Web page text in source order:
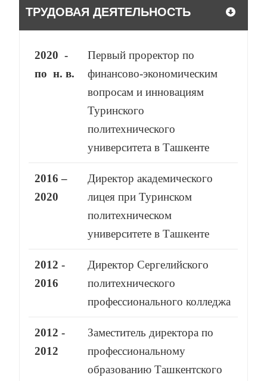
ТРУДОВАЯ ДЕЯТЕЛЬНОСТЬ
2020 -
по н. в.
Первый проректор по
финансово-экономическим
вопросам и инновациям
Туринского
политехнического
университета в Ташкенте
2016 –
2020
Директор академического
лицея при Туринском
политехническом
университете в Ташкенте
2012 -
2016
Директор Сергелийского
политехнического
профессионального колледжа
2012 -
2012
Заместитель директора по
профессиональному
образованию Ташкентского